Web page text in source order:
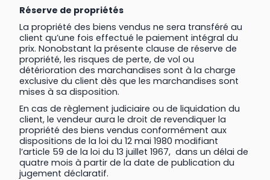
Réserve de propriétés
La propriété des biens vendus ne sera transféré au
client qu’une fois effectué le paiement intégral du
prix. Nonobstant la présente clause de réserve de
propriété, les risques de perte, de vol ou
détérioration des marchandises sont à la charge
exclusive du client dès que les marchandises sont
mises à sa disposition.
En cas de règlement judiciaire ou de liquidation du
client, le vendeur aura le droit de revendiquer la
propriété des biens vendus conformément aux
dispositions de la loi du 12 mai 1980 modifiant
l’article 59 de la loi du 13 juillet 1967, dans un délai de
quatre mois à partir de la date de publication du
jugement déclaratif.